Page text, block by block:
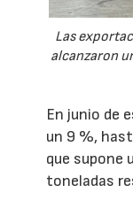
Las
alcanzaron
En junio de
un 9 %,
que supone
toneladas